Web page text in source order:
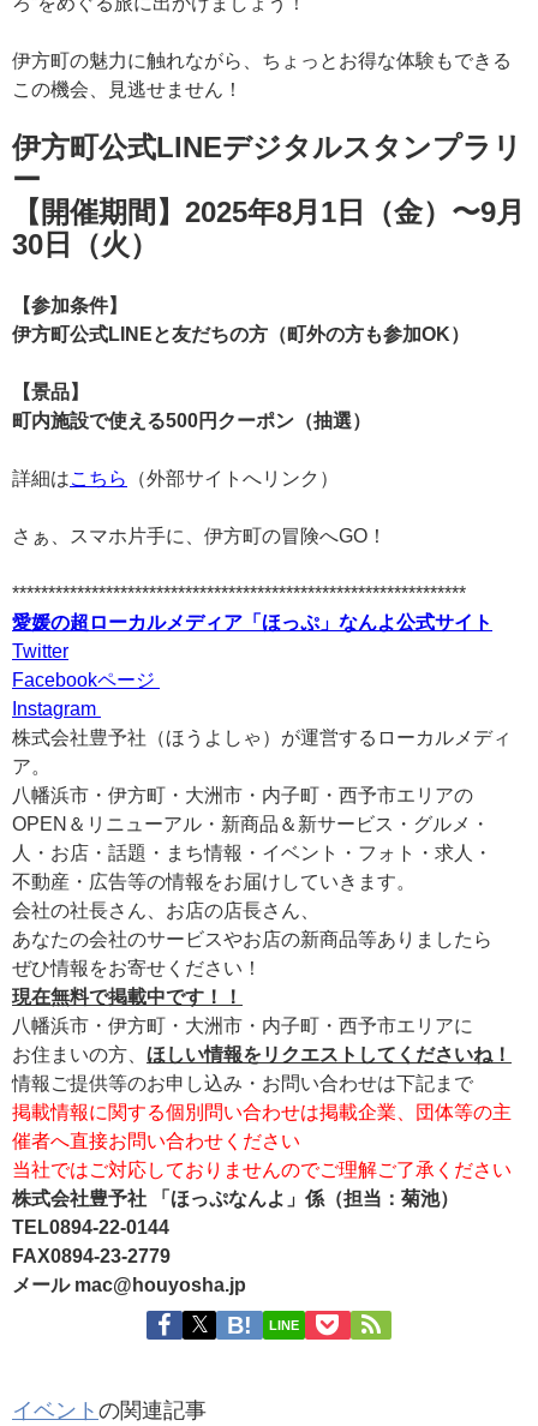
伊方町の魅力に触れながら、ちょっとお得な体験もできる
この機会、見逃せません！
伊方町公式LINEデジタルスタンプラリ
ー
【開催期間】2025年8月1日（金）〜9月
30日（火）
【参加条件】
伊方町公式LINEと友だちの方（町外の方も参加OK）
【景品】
町内施設で使える500円クーポン（抽選）
詳細はこちら （外部サイトへリンク）
さぁ、スマホ片手に、伊方町の冒険へGO！
***************************************************************
愛媛の超ローカルメディア「ほっぷ」なんよ公式サイト
Twitter
Facebookページ
Instagram
株式会社豊予社（ほうよしゃ）が運営するローカルメディ
ア。
八幡浜市・伊方町・大洲市・内子町・西予市エリアの
OPEN＆リニューアル・新商品＆新サービス・グルメ・
人・お店・話題・まち情報・イベント・フォト・求人・
不動産・広告等の情報をお届けしていきます。
会社の社長さん、お店の店長さん、
あなたの会社のサービスやお店の新商品等ありましたら
ぜひ情報をお寄せください！
現在無料で掲載中です！！
八幡浜市・伊方町・大洲市・内子町・西予市エリアに
お住まいの方、 ほしい情報をリクエストしてくださいね！
情報ご提供等のお申し込み・お問い合わせは下記まで
掲載情報に関する個別問い合わせは掲載企業、団体等の主
催者へ直接お問い合わせください
当社ではご対応しておりませんのでご理解ご了承ください
株式会社豊予社 「ほっぷなんよ」係（担当：菊池）
TEL0894-22-0144
FAX0894-23-2779
メール mac@houyosha.jp
LINE
イベント の関連記事